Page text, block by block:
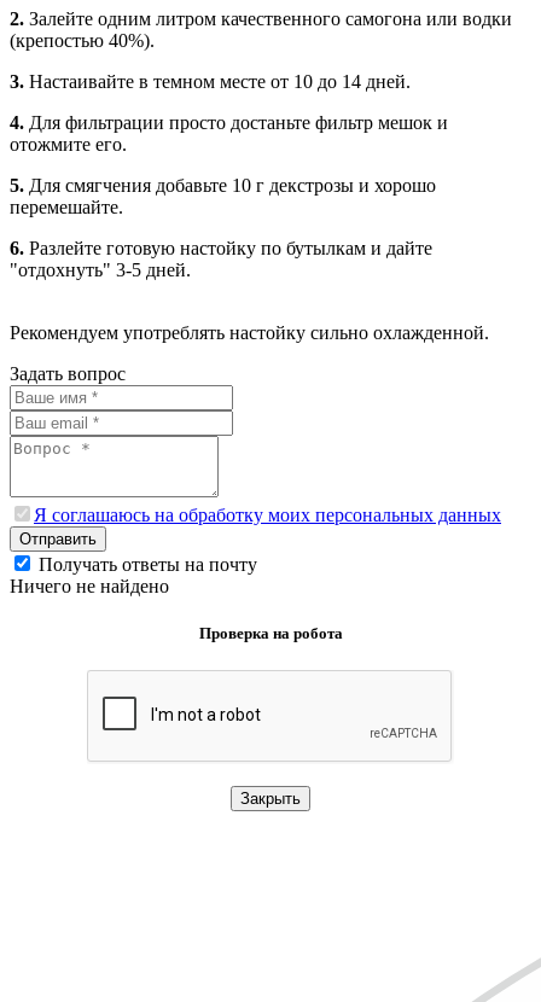
2. Залейте одним литром качественного самогона или водки
(крепостью 40%).
3. Настаивайте в темном месте от 10 до 14 дней.
4. Для фильтрации просто достаньте фильтр мешок и
отожмите его.
5. Для смягчения добавьте 10 г декстрозы и хорошо
перемешайте.
6. Разлейте готовую настойку по бутылкам и дайте
"отдохнуть" 3-5 дней.
Рекомендуем употреблять настойку сильно охлажденной.
Задать вопрос
Я соглашаюсь на обработку моих персональных данных
Отправить
Получать ответы на почту
Ничего не найдено
Проверка на робота
Закрыть